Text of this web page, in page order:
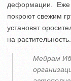
деформации. Еже
покроют свежим
установят
на растительность.
Мейрам